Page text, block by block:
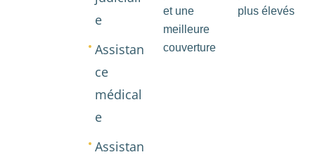
e
Assistan
ce
médical
e
Assistan
et une
meilleure
couverture
plus élevés